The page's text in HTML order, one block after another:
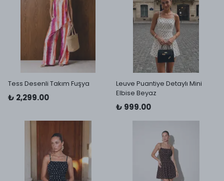
Tess Desenli Takım Fuşya
₺ 2,299.00
Leuve Puantiye Detaylı Mini
Elbise Beyaz
₺ 999.00